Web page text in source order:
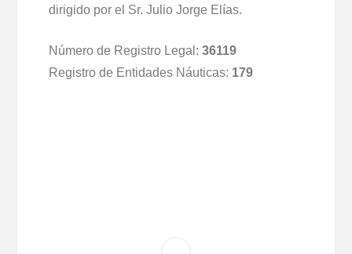
dirigido por el Sr. Julio Jorge Elías.
Número de Registro Legal:36119
Registro de Entidades Náuticas: 179